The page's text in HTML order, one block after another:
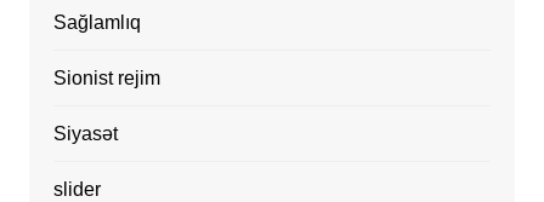
Sağlamlıq
Sionist rejim
Siyasət
slider